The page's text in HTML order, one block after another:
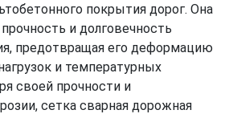
покрытия дорог. Она
и долговечность
предотвращая его деформацию
и температурных
своей прочности и
сетка сварная дорожная